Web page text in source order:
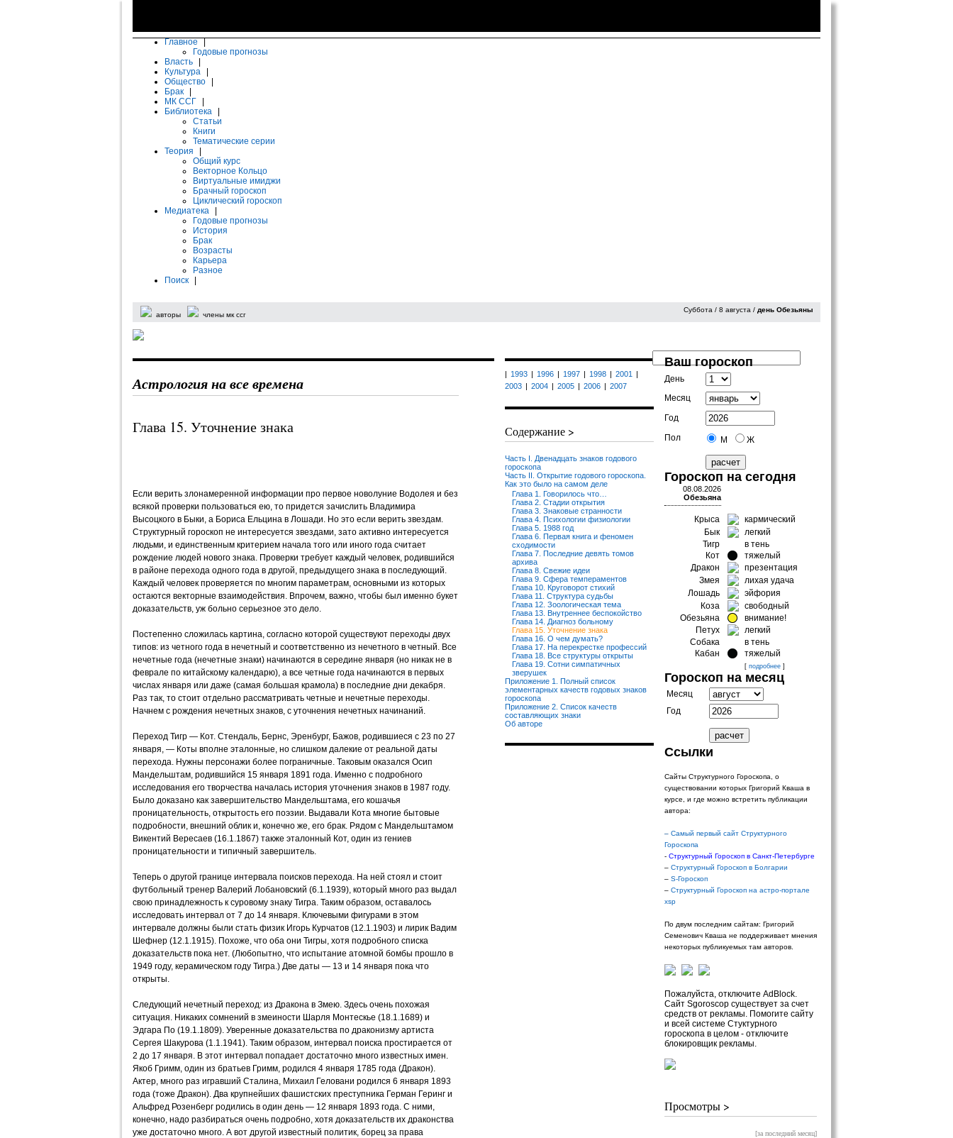
Главное
Годовые прогнозы
Власть
Культура
Общество
Брак
МК ССГ
Библиотека
Статьи
Книги
Тематические серии
Теория
Общий курс
Векторное Кольцо
Виртуальные имиджи
Брачный гороскоп
Циклический гороскоп
Медиатека
Годовые прогнозы
История
Брак
Возрасты
Карьера
Разное
Поиск
авторы члены мк ссг
Суббота / 8 августа / день Обезьяны
Астрология на все времена
Глава 15. Уточнение знака
Если верить злонамеренной информации про первое новолуние Водолея и без
всякой проверки пользоваться ею, то придется зачислить Владимира
Высоцкого в Быки, а Бориса Ельцина в Лошади. Но это если верить звездам.
Структурный гороскоп не интересуется звездами, зато активно интересуется
людьми, и единственным критерием начала того или иного года считает
рождение людей нового знака. Проверки требует каждый человек, родившийся
в районе перехода одного года в другой, предыдущего знака в последующий.
Каждый человек проверяется по многим параметрам, основными из которых
остаются векторные взаимодействия. Впрочем, важно, чтобы был именно букет
доказательств, уж больно серьезное это дело.
Постепенно сложилась картина, согласно которой существуют переходы двух
типов: из четного года в нечетный и соответственно из нечетного в четный. Все
нечетные года (нечетные знаки) начинаются в середине января (но никак не в
феврале по китайскому календарю), а все четные года начинаются в первых
числах января или даже (самая большая крамола) в последние дни декабря.
Раз так, то стоит отдельно рассматривать четные и нечетные переходы.
Начнем с рождения нечетных знаков, с уточнения нечетных начинаний.
Переход Тигр — Кот. Стендаль, Бернс, Эренбург, Бажов, родившиеся с 23 по 27
января, — Коты вполне эталонные, но слишком далекие от реальной даты
перехода. Нужны персонажи более пограничные. Таковым оказался Осип
Мандельштам, родившийся 15 января 1891 года. Именно с подробного
исследования его творчества началась история уточнения знаков в 1987 году.
Было доказано как завершительство Мандельштама, его кошачья
проницательность, открытость его поэзии. Выдавали Кота многие бытовые
подробности, внешний облик и, конечно же, его брак. Рядом с Мандельштамом
Викентий Вересаев (16.1.1867) также эталонный Кот, один из гениев
проницательности и типичный завершитель.
Теперь о другой границе интервала поисков перехода. На ней стоял и стоит
футбольный тренер Валерий Лобановский (6.1.1939), который много раз выдал
свою принадлежность к суровому знаку Тигра. Таким образом, оставалось
исследовать интервал от 7 до 14 января. Ключевыми фигурами в этом
интервале должны были стать физик Игорь Курчатов (12.1.1903) и лирик Вадим
Шефнер (12.1.1915). Похоже, что оба они Тигры, хотя подробного списка
доказательств пока нет. (Любопытно, что испытание атомной бомбы прошло в
1949 году, керамическом году Тигра.) Две даты — 13 и 14 января пока что
открыты.
Следующий нечетный переход: из Дракона в Змею. Здесь очень похожая
ситуация. Никаких сомнений в змеиности Шарля Монтескье (18.1.1689) и
Эдгара По (19.1.1809). Уверенные доказательства по драконизму артиста
Сергея Шакурова (1.1.1941). Таким образом, интервал поиска простирается от
2 до 17 января. В этот интервал попадает достаточно много известных имен.
Якоб Гримм, один из братьев Гримм, родился 4 января 1785 года (Дракон).
Актер, много раз игравший Сталина, Михаил Геловани родился 6 января 1893
года (тоже Дракон). Два крупнейших фашистских преступника Герман Геринг и
Альфред Розенберг родились в один день — 12 января 1893 года. С ними,
конечно, надо разбираться очень подробно, хотя доказательств их драконства
уже достаточно много. А вот другой известный политик, борец за права
| 1993 | 1996 | 1997 | 1998 | 2001
|
2003 | 2004 | 2005 | 2006 | 2007
Содержание >
Часть I. Двенадцать знаков годового
гороскопа
Часть II. Открытие годового гороскопа.
Как это было на самом деле
Глава 1. Говорилось что…
Глава 2. Стадии открытия
Глава 3. Знаковые странности
Глава 4. Психологии физиологии
Глава 5. 1988 год
Глава 6. Первая книга и феномен
сходимости
Глава 7. Последние девять томов
архива
Глава 8. Свежие идеи
Глава 9. Сфера темпераментов
Глава 10. Круговорот стихий
Глава 11. Структура судьбы
Глава 12. Зоологическая тема
Глава 13. Внутреннее беспокойство
Глава 14. Диагноз больному
Глава 15. Уточнение знака
Глава 16. О чем думать?
Глава 17. На перекрестке профессий
Глава 18. Все структуры открыты
Глава 19. Сотни симпатичных
зверушек
Приложение 1. Полный список
элементарных качеств годовых знаков
гороскопа
Приложение 2. Список качеств
составляющих знаки
Об авторе
Ваш гороскоп
День
Месяц
Год
Пол
М Ж
Гороскоп на сегодня
08.08.2026
Обезьяна
Крыса
кармический
Бык
легкий
Тигр
в тень
Кот
тяжелый
Дракон
презентация
Змея
лихая удача
Лошадь
эйфория
Коза
свободный
Обезьяна
внимание!
Петух
легкий
Собака
в тень
Кабан
тяжелый
[ подробнее ]
Гороскоп на месяц
Месяц
Год
Ссылки
Сайты Структурного Гороскопа, о
существовании которых Григорий Кваша в
курсе, и где можно встретить публикации
автора:
– Самый первый сайт Структурного
Гороскопа
- Структурный Гороскоп в Санкт-Петербурге
– Структурный Гороскоп в Болгарии
– S-Гороскоп
– Структурный Гороскоп на астро-портале
xsp
По двум последним сайтам: Григорий
Семенович Кваша не поддерживает мнения
некоторых публикуемых там авторов.
Пожалуйста, отключите AdBlock.
Сайт Sgoroscop существует за счет
средств от рекламы. Помогите сайту
и всей системе Стуктурного
гороскопа в целом - отключите
блокировщик рекламы.
Просмотры >
[за последний месяц]